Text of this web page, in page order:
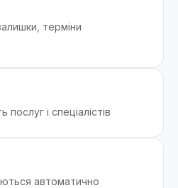
терміни
послуг і спеціалістів
автоматично